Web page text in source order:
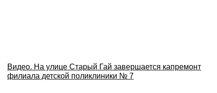
Видео. На улице Старый Гай завершается капремонт
филиала детской поликлиники № 7